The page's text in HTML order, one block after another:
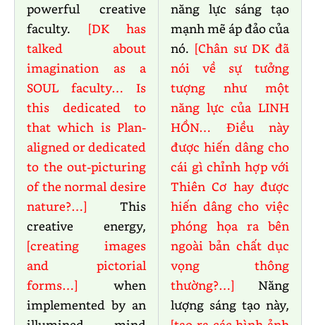
powerful creative
faculty. [DK has
talked about
imagination as a
SOUL faculty… Is
this dedicated to
that which is Plan-
aligned or dedicated
to the out-picturing
of the normal desire
nature?…] This
creative energy,
[creating images
and pictorial
forms…] when
implemented by an
năng lực sáng tạo
mạnh mẽ áp đảo của
nó. [Chân sư DK đã
nói về sự tưởng
tượng như một
năng lực của LINH
HỒN… Điều này
được hiến dâng cho
cái gì chỉnh hợp với
Thiên Cơ hay được
hiến dâng cho việc
phóng họa ra bên
ngoài bản chất dục
vọng thông
thường?…] Năng
lượng sáng tạo này,